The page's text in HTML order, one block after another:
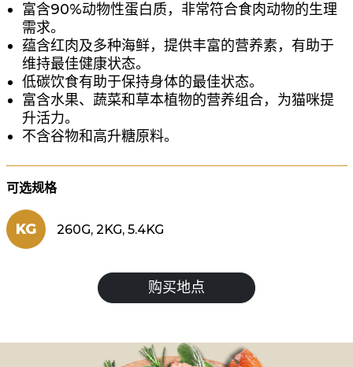
富含90%动物性蛋白质，非常符合食肉动物的生理
需求。
蕴含红肉及多种海鲜，提供丰富的营养素，有助于
维持最佳健康状态。
低碳饮食有助于保持身体的最佳状态。
富含水果、蔬菜和草本植物的营养组合，为猫咪提
升活力。
不含谷物和高升糖原料。
可选规格
KG 260G, 2KG, 5.4KG
购买地点